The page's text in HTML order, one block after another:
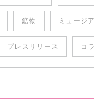
鉱物 ミュージ
プレスリリース コ